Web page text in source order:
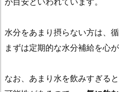
水分をあまり摂らない方は、
まずは定期的な水分補給を心
なお、あまり水を飲みすぎる